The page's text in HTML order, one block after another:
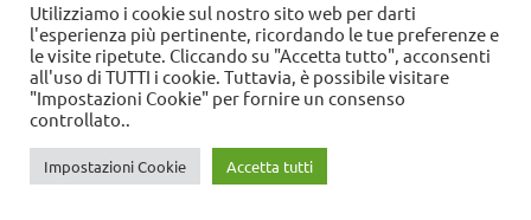
TGTUTTOGIOCATTOLI.IT
TGTuttogiocattoli.it è il periodico online del
settore toys, che fornisce in tempo reale
Utilizziamo i cookie sul nostro sito web per darti
l'esperienza più pertinente, ricordando le tue preferenze e
le visite ripetute. Cliccando su "Accetta tutto", acconsenti
all'uso di TUTTI i cookie. Tuttavia, è possibile visitare
"Impostazioni Cookie" per fornire un consenso
controllato..
Impostazioni Cookie Accetta tutti